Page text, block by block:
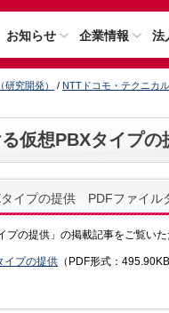
お知らせ 企業情報 法
研究開発） / NTTドコモ・テクニカ
仮想PBXタイプの
イプの提供 PDFファイル
プの提供」の掲載記事をご覧い
イプの提供 （PDF形式：